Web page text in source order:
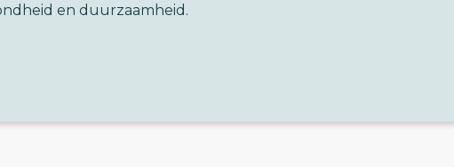
en duurzaamheid.